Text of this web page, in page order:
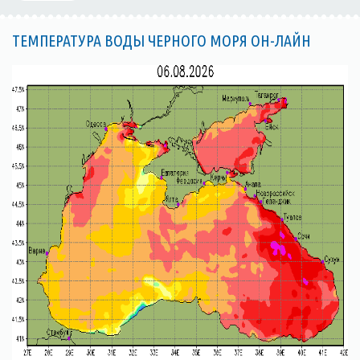
ТЕМПЕРАТУРА ВОДЫ ЧЕРНОГО МОРЯ ОН-ЛАЙН